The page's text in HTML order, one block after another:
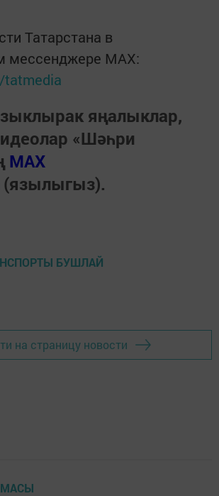
Татарстана в
мессенджере MАХ:
яңалыклар,
«Шәһри
MAX
(язылыгыз).
БУШЛАЙ
на страницу новости